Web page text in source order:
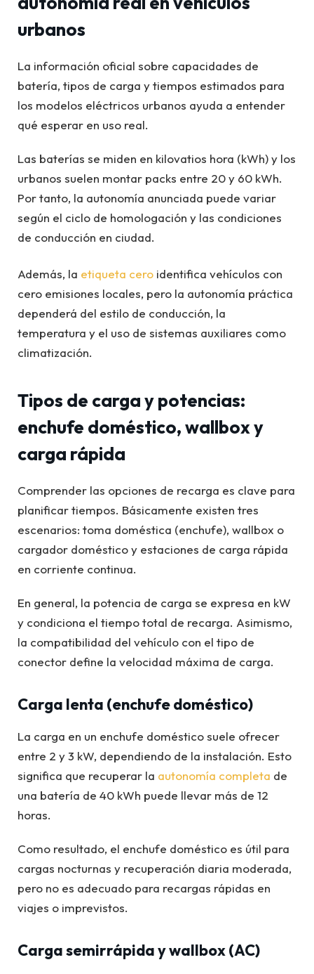
urbanos
La información oficial sobre capacidades de
batería, tipos de carga y tiempos estimados para
los modelos eléctricos urbanos ayuda a entender
qué esperar en uso real.
Las baterías se miden en kilovatios hora (kWh) y los
urbanos suelen montar packs entre 20 y 60 kWh.
Por tanto, la autonomía anunciada puede variar
según el ciclo de homologación y las condiciones
de conducción en ciudad.
Además, la etiqueta cero identifica vehículos con
cero emisiones locales, pero la autonomía práctica
dependerá del estilo de conducción, la
temperatura y el uso de sistemas auxiliares como
climatización.
Tipos de carga y potencias:
enchufe doméstico, wallbox y
carga rápida
Comprender las opciones de recarga es clave para
planificar tiempos. Básicamente existen tres
escenarios: toma doméstica (enchufe), wallbox o
cargador doméstico y estaciones de carga rápida
en corriente continua.
En general, la potencia de carga se expresa en kW
y condiciona el tiempo total de recarga. Asimismo,
la compatibilidad del vehículo con el tipo de
conector define la velocidad máxima de carga.
Carga lenta (enchufe doméstico)
La carga en un enchufe doméstico suele ofrecer
entre 2 y 3 kW, dependiendo de la instalación. Esto
significa que recuperar la autonomía completa de
una batería de 40 kWh puede llevar más de 12
horas.
Como resultado, el enchufe doméstico es útil para
cargas nocturnas y recuperación diaria moderada,
pero no es adecuado para recargas rápidas en
viajes o imprevistos.
Carga semirrápida y wallbox (AC)